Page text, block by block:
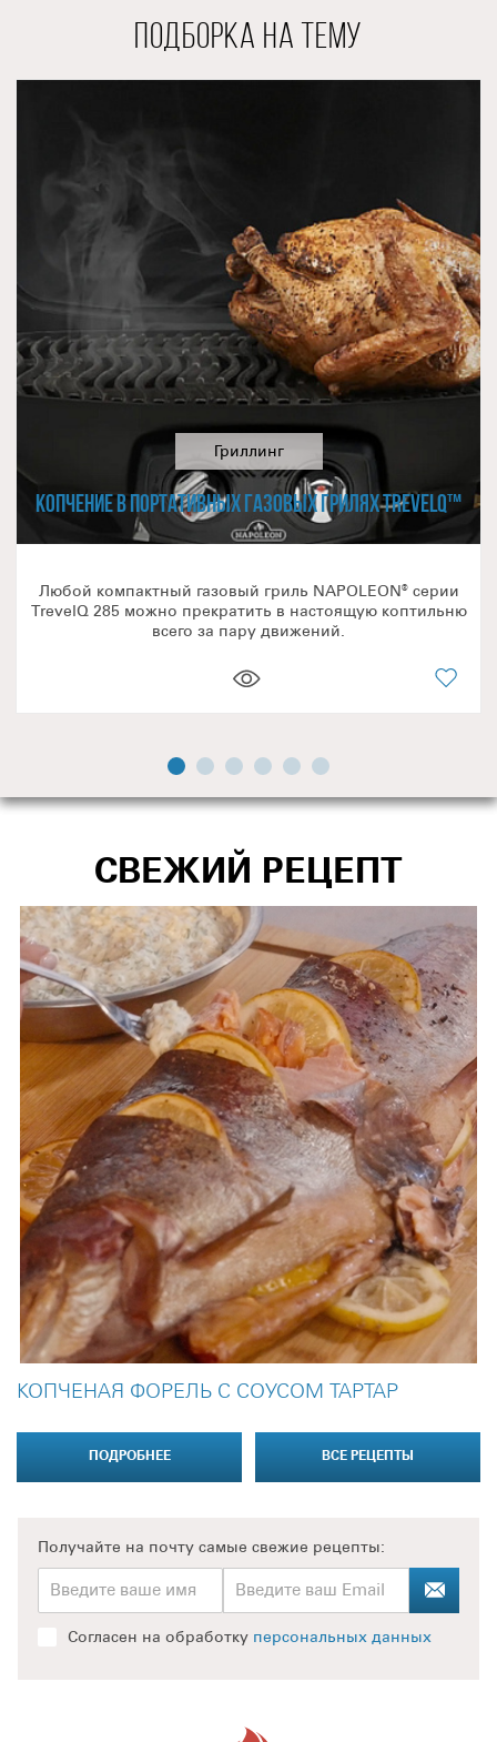
горела. И таким образом у вас будет возможность
придать блюду особый аромат.
С помощью чугунной планчи (арт. 56080) можно
решёток. На ней вы сможете приготовить жареную
картошку, мясо, яичницу, поджарить овощи. Вы только
представьте себе… всё шкварчит, пузырится… Зааапах…
на всю округу. Красота…
Благодаря своим функциональным возможностям,
портативные газовые грили TravelQ-285X позволят
воплотить в жизнь огромное количество кулинарных
рецептов и абсолютно точно удовлетворят
гастрономические запросы увлечённых поваров даже в
Качество грилей NAPOLEON® TravelQ 285X
подтверждается солидной гарантией. Этот гриль будет
надёжно служить вам долгие годы!
Если у вас остались вопросы по данной модели или
нашим официальным партнёрам в вашем регионе!
ПОДБОРКА НА ТЕМУ
Гриллинг
КОПЧЕНИЕ В ПОРТАТИВНЫХ ГАЗОВЫХ ГРИЛЯХ TREVELQ™
Любой компактный газовый гриль NAPOLEON® серии
TrevelQ 285 можно прекратить в настоящую коптильню
всего за пару движений.
СВЕЖИЙ РЕЦЕПТ
КОПЧЕНАЯ ФОРЕЛЬ С СОУСОМ ТАРТАР
ПОДРОБНЕЕ ВСЕ РЕЦЕПТЫ
Получайте на почту самые свежие рецепты:
Согласен на обработку персональных данных